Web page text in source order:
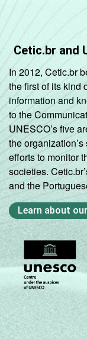
Cetic.br and
In 2012, Cetic.br
the first of its kind
information and
to the
UNESCO’s five
the
efforts to monitor
societies.
and the
Learn about